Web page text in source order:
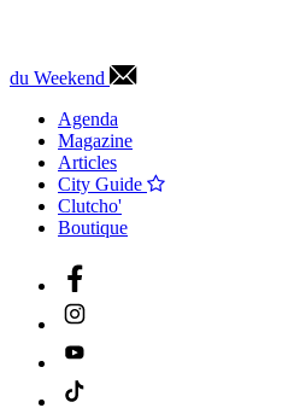
du Weekend
Agenda
Magazine
Articles
City Guide
Clutcho'
Boutique